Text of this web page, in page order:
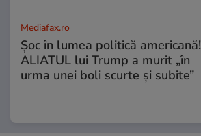
Mediafax.ro
Șoc în lumea politică americană!
ALIATUL lui Trump a murit „în
urma unei boli scurte și subite”